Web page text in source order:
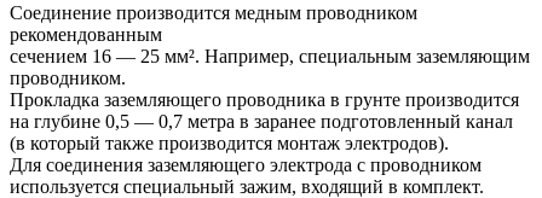
Соединение производится медным проводником
рекомендованным
сечением 16 — 25 мм². Например, специальным заземляющим
проводником.
Прокладка заземляющего проводника в грунте производится
на глубине 0,5 — 0,7 метра в заранее подготовленный канал
(в который также производится монтаж электродов).
Для соединения заземляющего электрода с проводником
используется специальный зажим, входящий в комплект.